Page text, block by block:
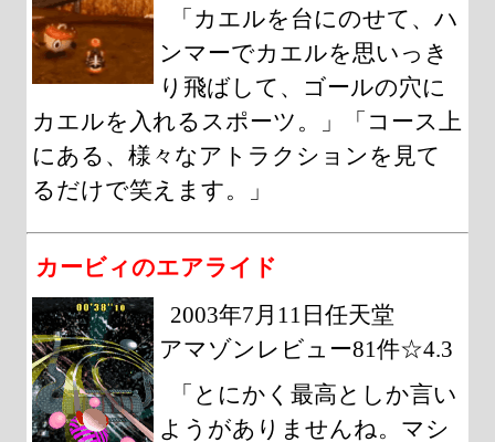
「カエルを台にのせて、ハ
ンマーでカエルを思いっき
り飛ばして、ゴールの穴に
カエルを入れるスポーツ。」「コース上
にある、様々なアトラクションを見て
るだけで笑えます。」
カービィのエアライド
2003年7月11日任天堂
アマゾンレビュー81件☆4.3
「とにかく最高としか言い
ようがありませんね。マシ